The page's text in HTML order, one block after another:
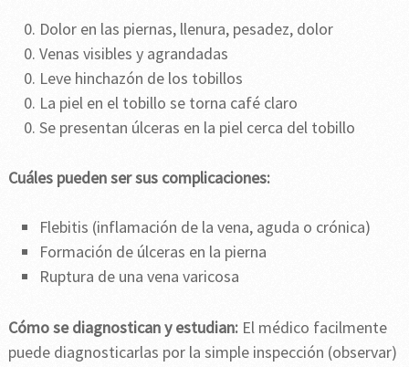
Dolor en las piernas, llenura, pesadez, dolor
Venas visibles y agrandadas
Leve hinchazón de los tobillos
La piel en el tobillo se torna café claro
Se presentan úlceras en la piel cerca del tobillo
Cuáles pueden ser sus complicaciones:
Flebitis (inflamación de la vena, aguda o crónica)
Formación de úlceras en la pierna
Ruptura de una vena varicosa
Cómo se diagnostican y estudian:El médico facilmente
puede diagnosticarlas por la simple inspección (observar)